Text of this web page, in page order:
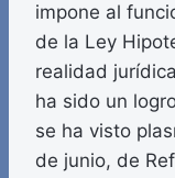
impone al
de la Ley
realidad
ha sido un
se ha visto
de junio, de